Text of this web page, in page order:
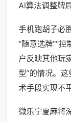
AI算法调整牌
手机跑胡子必
“随意选牌”“控
户反映其他玩
型”的情况。
术手段实现不
微乐宁夏麻将